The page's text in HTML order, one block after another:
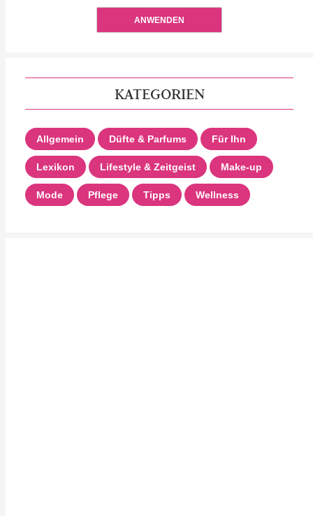
ANWENDEN
KATEGORIEN
Allgemein Düfte & Parfums Für Ihn
Lexikon Lifestyle & Zeitgeist Make-up
Mode Pflege Tipps Wellness